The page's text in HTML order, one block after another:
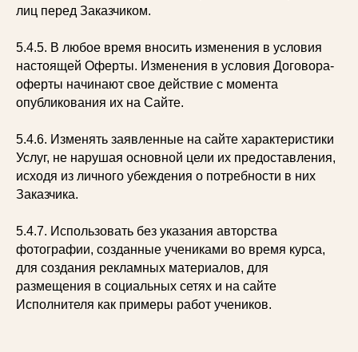
лиц перед Заказчиком.
5.4.5. В любое время вносить изменения в условия
настоящей Оферты. Изменения в условия Договора-
оферты начинают свое действие с момента
опубликования их на Сайте.
5.4.6. Изменять заявленные на сайте характеристики
Услуг, не нарушая основной цели их предоставления,
исходя из личного убеждения о потребности в них
Заказчика.
5.4.7. Использовать без указания авторства
фотографии, созданные учениками во время курса,
для создания рекламных материалов, для
размещения в социальных сетях и на сайте
Исполнителя как примеры работ учеников.